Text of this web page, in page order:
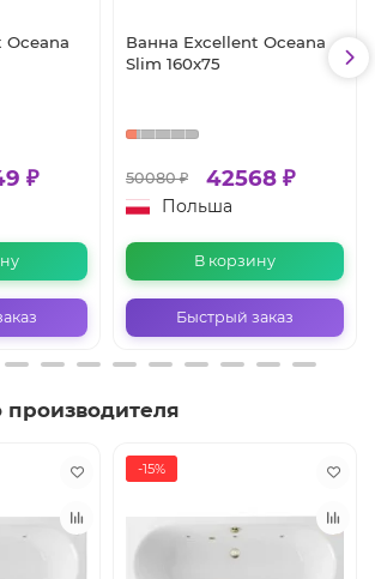
Oceana
₽
Ванна Excellent Oceana
Slim 160x75
50080 ₽ 42568 ₽
Польша
В корзину
Быстрый заказ
производителя
-15%